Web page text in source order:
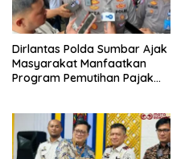
Dirlantas Polda Sumbar Ajak
Masyarakat Manfaatkan
Program Pemutihan Pajak